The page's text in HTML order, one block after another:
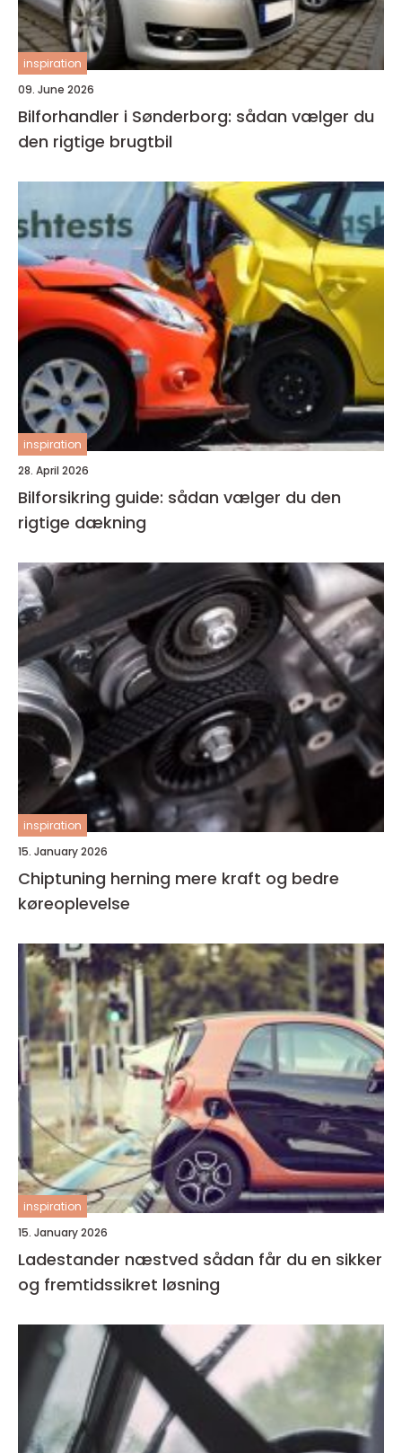
inspiration
09. June 2026
Bilforhandler i Sønderborg: sådan vælger du
den rigtige brugtbil
inspiration
28. April 2026
Bilforsikring guide: sådan vælger du den
rigtige dækning
inspiration
15. January 2026
Chiptuning herning mere kraft og bedre
køreoplevelse
inspiration
15. January 2026
Ladestander næstved sådan får du en sikker
og fremtidssikret løsning